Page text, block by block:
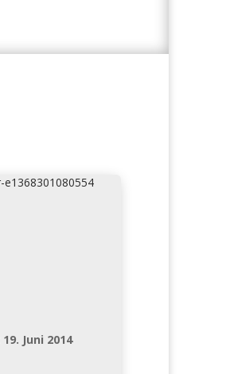
19. Juni 2014